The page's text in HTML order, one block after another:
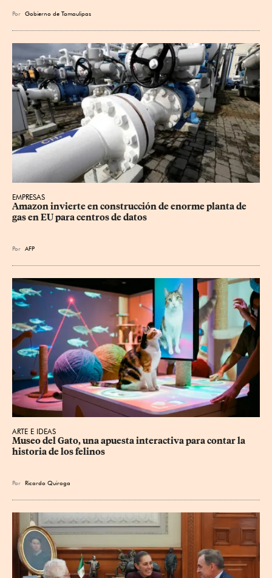
Por Gobierno de Tamaulipas
EMPRESAS
Amazon invierte en construcción de enorme planta de
gas en EU para centros de datos
Por AFP
ARTE E IDEAS
Museo del Gato, una apuesta interactiva para contar la
historia de los felinos
Por Ricardo Quiroga